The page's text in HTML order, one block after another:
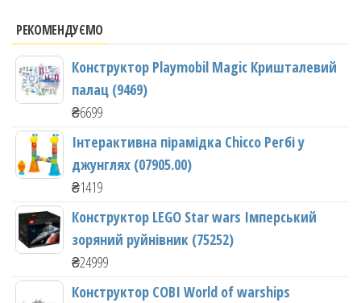
РЕКОМЕНДУЄМО
Конструктор Playmobil Magic Кришталевий
палац (9469)
₴6699
Інтерактивна пірамідка Chicco Регбі у
джунглях (07905.00)
₴1419
Конструктор LEGO Star wars Імперський
зоряний руйнівник (75252)
₴24999
Конструктор COBI World of warships